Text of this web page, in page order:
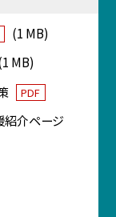
(1 MB)
MB)
PDF
紹介ページ